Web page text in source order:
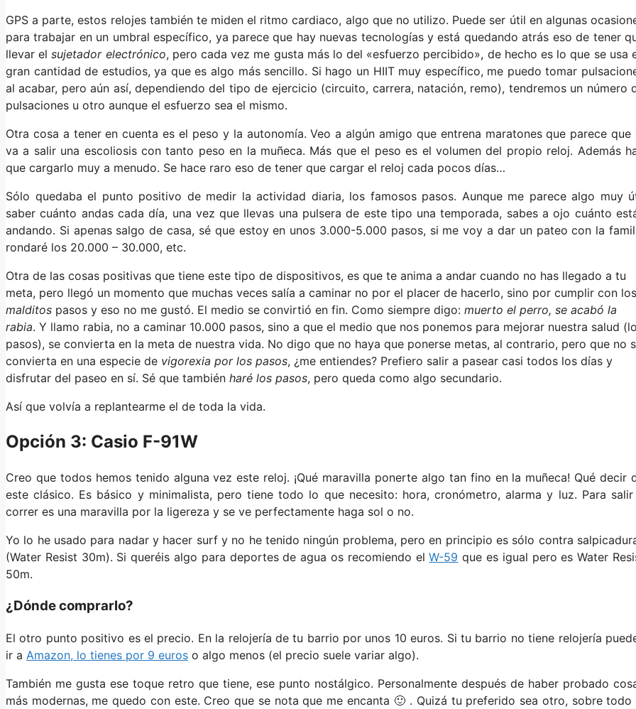
GPS a parte, estos relojes también te miden el ritmo cardiaco, algo que no utilizo. Puede ser útil en algunas
para trabajar en un umbral específico, ya parece que hay nuevas tecnologías y está quedando atrás eso de tener
llevar elsujetador electrónico, pero cada vez me gusta más lo del «esfuerzo percibido», de hecho es lo que se usa
gran cantidad de estudios, ya que es algo más sencillo. Si hago un HIIT muy específico, me puedo tomar
al acabar, pero aún así, dependiendo del tipo de ejercicio (circuito, carrera, natación, remo), tendremos un número
pulsaciones u otro aunque el esfuerzo sea el mismo.
Otra cosa a tener en cuenta es el peso y la autonomía. Veo a algún amigo que entrena maratones que parece que
va a salir una escoliosis con tanto peso en la muñeca. Más que el peso es el volumen del propio reloj. Además
que cargarlo muy a menudo. Se hace raro eso de tener que cargar el reloj cada pocos días…
Sólo quedaba el punto positivo de medir la actividad diaria, los famosos pasos. Aunque me parece algo muy
saber cuánto andas cada día, una vez que llevas una pulsera de este tipo una temporada, sabes a ojo cuánto
andando. Si apenas salgo de casa, sé que estoy en unos 3.000-5.000 pasos, si me voy a dar un pateo con la
rondaré los 20.000 – 30.000, etc.
Otra de las cosas positivas que tiene este tipo de dispositivos, es que te anima a andar cuando no has llegado a tu
meta, pero llegó un momento que muchas veces salía a caminar no por el placer de hacerlo, sino por cumplir con los
malditos pasos y eso no me gustó. El medio se convirtió en fin. Como siempre digo: muerto el perro, se acabó la
rabia. Y llamo rabia, no a caminar 10.000 pasos, sino a que el medio que nos ponemos para mejorar nuestra salud
pasos), se convierta en la meta de nuestra vida. No digo que no haya que ponerse metas, al contrario, pero que no
convierta en una especie de vigorexia por los pasos, ¿me entiendes? Prefiero salir a pasear casi todos los días y
disfrutar del paseo en sí. Sé que también haré los pasos, pero queda como algo secundario.
Así que volvía a replantearme el de toda la vida.
Opción 3: Casio F-91W
Creo que todos hemos tenido alguna vez este reloj. ¡Qué maravilla ponerte algo tan fino en la muñeca! Qué decir
este clásico. Es básico y minimalista, pero tiene todo lo que necesito: hora, cronómetro, alarma y luz. Para salir
correr es una maravilla por la ligereza y se ve perfectamente haga sol o no.
Yo lo he usado para nadar y hacer surf y no he tenido ningún problema, pero en principio es sólo contra
(Water Resist 30m). Si queréis algo para deportes de agua os recomiendo elW-59 que es igual pero es Water
50m.
¿Dónde comprarlo?
El otro punto positivo es el precio. En la relojería de tu barrio por unos 10 euros. Si tu barrio no tiene relojería
ir a Amazon, lo tienes por 9 euros o algo menos (el precio suele variar algo).
También me gusta ese toque retro que tiene, ese punto nostálgico. Personalmente después de haber probado
más modernas, me quedo con este. Creo que se nota que me encanta 🙂 . Quizá tu preferido sea otro, sobre todo